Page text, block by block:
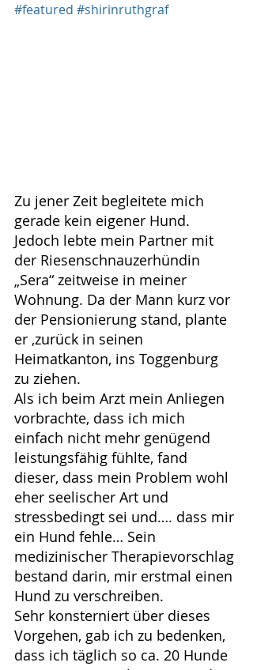
#featured #shirinruthgraf
Zu jener Zeit begleitete mich
gerade kein eigener Hund.
Jedoch lebte mein Partner mit
der Riesenschnauzerhündin
„Sera“ zeitweise in meiner
Wohnung. Da der Mann kurz vor
der Pensionierung stand, plante
er ,zurück in seinen
Heimatkanton, ins Toggenburg
zu ziehen.
Als ich beim Arzt mein Anliegen
vorbrachte, dass ich mich
einfach nicht mehr genügend
leistungsfähig fühlte, fand
dieser, dass mein Problem wohl
eher seelischer Art und
stressbedingt sei und…. dass mir
ein Hund fehle… Sein
medizinischer Therapievorschlag
bestand darin, mir erstmal einen
Hund zu verschreiben.
Sehr konsterniert über dieses
Vorgehen, gab ich zu bedenken,
dass ich täglich so ca. 20 Hunde